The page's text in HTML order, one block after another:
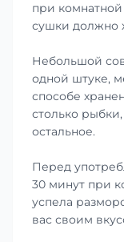
при
сушки должно
Небольшой
одной штуке,
способе
столько
остальное.
Перед
30 минут при
успела
вас своим